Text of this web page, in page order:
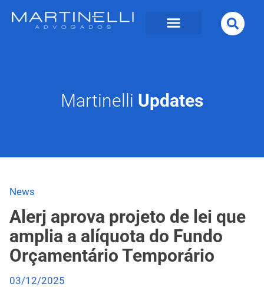
Martinelli Updates
News
Alerj aprova projeto de lei que
amplia a alíquota do Fundo
Orçamentário Temporário
03/12/2025